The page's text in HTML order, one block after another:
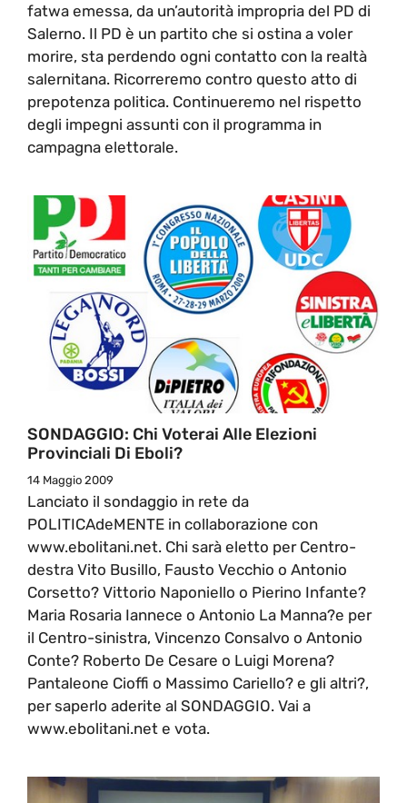
fatwa emessa, da un’autorità impropria del PD di
Salerno. Il PD è un partito che si ostina a voler
morire, sta perdendo ogni contatto con la realtà
salernitana. Ricorreremo contro questo atto di
prepotenza politica. Continueremo nel rispetto
degli impegni assunti con il programma in
campagna elettorale.
SONDAGGIO: Chi Voterai Alle Elezioni
Provinciali Di Eboli?
14 Maggio 2009
Lanciato il sondaggio in rete da
POLITICAdeMENTE in collaborazione con
www.ebolitani.net. Chi sarà eletto per Centro-
destra Vito Busillo, Fausto Vecchio o Antonio
Corsetto? Vittorio Naponiello o Pierino Infante?
Maria Rosaria Iannece o Antonio La Manna?e per
il Centro-sinistra, Vincenzo Consalvo o Antonio
Conte? Roberto De Cesare o Luigi Morena?
Pantaleone Cioffi o Massimo Cariello? e gli altri?,
per saperlo aderite al SONDAGGIO. Vai a
www.ebolitani.net e vota.